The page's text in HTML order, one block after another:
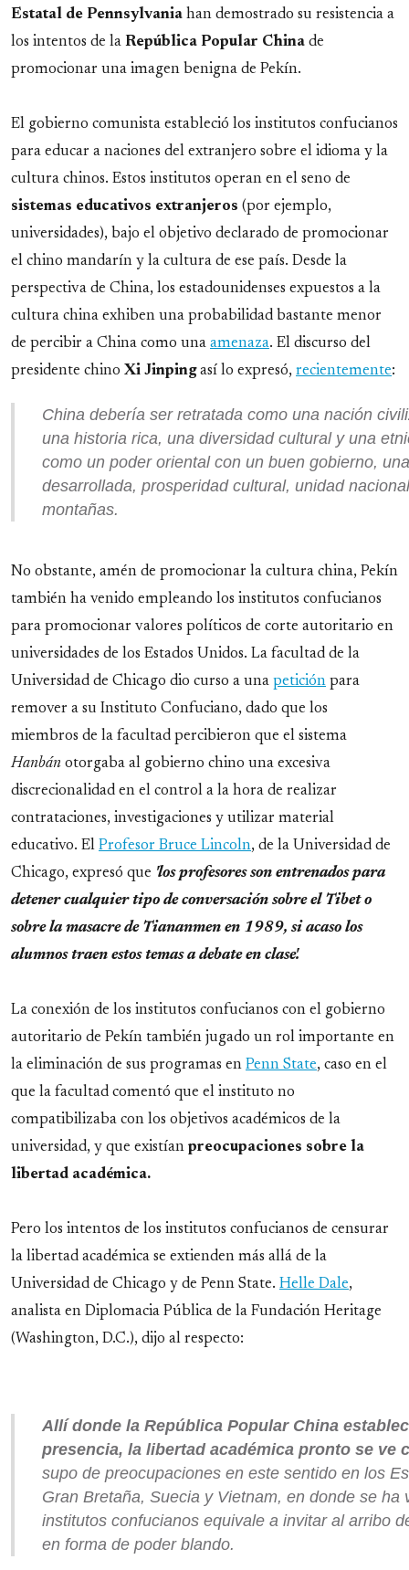
Estatal de Pennsylvania han demostrado su resistencia a
los intentos de la República Popular China de
promocionar una imagen benigna de Pekín.
El gobierno comunista estableció los institutos confucianos
para educar a naciones del extranjero sobre el idioma y la
cultura chinos. Estos institutos operan en el seno de
sistemas educativos extranjeros (por ejemplo,
universidades), bajo el objetivo declarado de promocionar
el chino mandarín y la cultura de ese país. Desde la
perspectiva de China, los estadounidenses expuestos a la
cultura china exhiben una probabilidad bastante menor
de percibir a China como una amenaza. El discurso del
presidente chino Xi Jinpingasí lo expresó, recientemente:
China debería ser retratada como una nación
una historia rica, una diversidad cultural y una
como un poder oriental con un buen gobierno,
desarrollada, prosperidad cultural, unidad
montañas.
No obstante, amén de promocionar la cultura china, Pekín
también ha venido empleando los institutos confucianos
para promocionar valores políticos de corte autoritario en
universidades de los Estados Unidos. La facultad de la
Universidad de Chicago dio curso a una petición para
remover a su Instituto Confuciano, dado que los
miembros de la facultad percibieron que el sistema
Hanbán otorgaba al gobierno chino una excesiva
discrecionalidad en el control a la hora de realizar
contrataciones, investigaciones y utilizar material
educativo. El Profesor Bruce Lincoln, de la Universidad de
Chicago, expresó que 'los profesores son entrenados para
detener cualquier tipo de conversación sobre el Tibet o
sobre la masacre de Tiananmen en 1989, si acaso los
alumnos traen estos temas a debate en clase'.
La conexión de los institutos confucianos con el gobierno
autoritario de Pekín también jugado un rol importante en
la eliminación de sus programas en Penn State, caso en el
que la facultad comentó que el instituto no
compatibilizaba con los objetivos académicos de la
universidad, y que existían preocupaciones sobre la
libertad académica.
Pero los intentos de los institutos confucianos de censurar
la libertad académica se extienden más allá de la
Universidad de Chicago y de Penn State. Helle Dale,
analista en Diplomacia Pública de la Fundación Heritage
(Washington, D.C.), dijo al respecto:
Allí donde la República Popular China
presencia, la libertad académica pronto se ve
supo de preocupaciones en este sentido en los
Gran Bretaña, Suecia y Vietnam, en donde se ha
institutos confucianos equivale a invitar al arribo
en forma de poder blando.